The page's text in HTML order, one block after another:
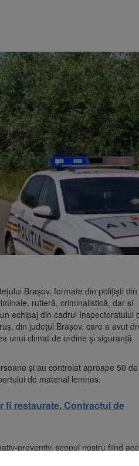
specialist. Subiecte unice în
de cafea și ambalajele de
Brașov, formate din polițiști
rutieră, criminalistică, dar și
echipaj din cadrul Inspectoratului
din județul Brașov, care a avut
unui climat de ordine și siguranță
și au controlat aproape 50 de
de material lemnos.
fi restaurate. Contractul de
preventiv, scopul nostru fiind